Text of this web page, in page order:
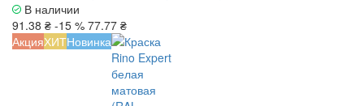
В наличии
91.38 ₴ -15 % 77.77 ₴
АкцияХИТНовинка